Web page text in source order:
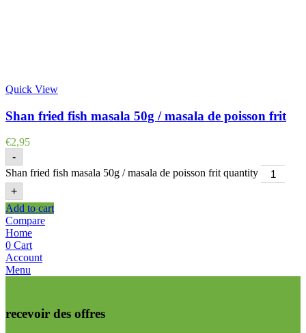
Quick View
Shan fried fish masala 50g / masala de poisson frit
€2,95
-
Shan fried fish masala 50g / masala de poisson frit quantity
+
Add to cart
Compare
Home
0 Cart
Account
Menu
recevoir des offres